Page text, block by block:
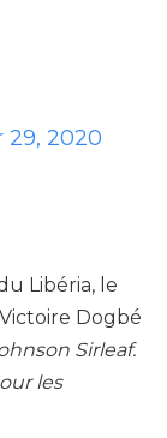
29, 2020
Libéria, le
Dogbé
Sirleaf.
les